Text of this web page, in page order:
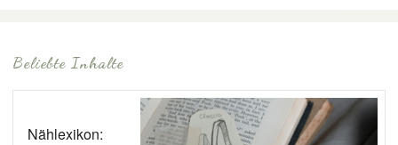
Beliebte Inhalte
Nählexikon: